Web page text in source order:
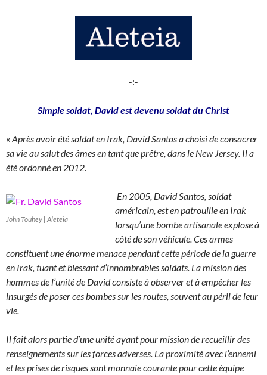
-:-
Simple soldat, David est devenu soldat du Christ
« Après avoir été soldat en Irak, David Santos a choisi de consacrer
sa vie au salut des âmes en tant que prêtre, dans le New Jersey. Il a
été ordonné en 2012.
John Touhey | Aleteia
En 2005, David Santos, soldat
américain, est en patrouille en Irak
lorsqu’une bombe artisanale explose à
côté de son véhicule. Ces armes
constituent une énorme menace pendant cette période de la guerre
en Irak, tuant et blessant d’innombrables soldats. La mission des
hommes de l’unité de David consiste à observer et à empêcher les
insurgés de poser ces bombes sur les routes, souvent au péril de leur
vie.
Il fait alors partie d’une unité ayant pour mission de recueillir des
renseignements sur les forces adverses. La proximité avec l’ennemi
et les prises de risques sont monnaie courante pour cette équipe